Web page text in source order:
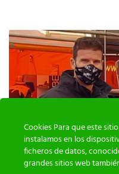
Cookies Para que este
instalamos en los
ficheros de datos,
grandes sitios web